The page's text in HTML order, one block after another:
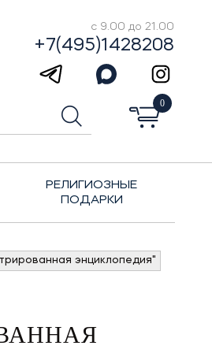
с 9.00 до 21.00
+7(495)1428208
0
РЕЛИГИОЗНЫЕ
ПОДАРКИ
энциклопедия"